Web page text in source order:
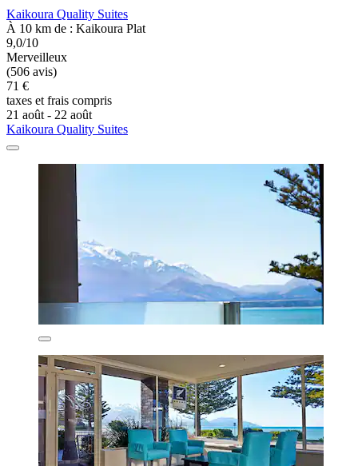
Kaikoura Quality Suites
À 10 km de : Kaikoura Plat
9,0/10
Merveilleux
(506 avis)
71 €
taxes et frais compris
21 août - 22 août
Kaikoura Quality Suites